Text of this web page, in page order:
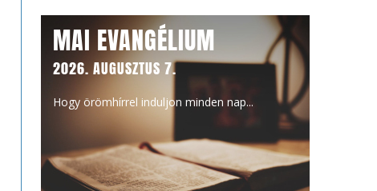
MAI EVANGÉLIUM
2026. AUGUSZTUS 7.
Hogy örömhírrel induljon minden nap...